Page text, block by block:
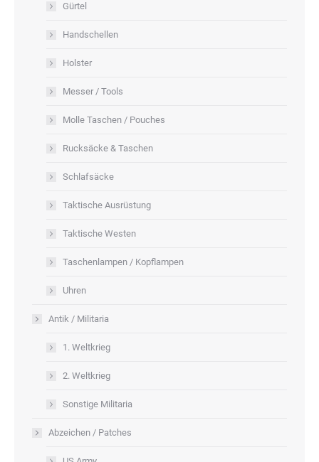
Gürtel
Handschellen
Holster
Messer / Tools
Molle Taschen / Pouches
Rucksäcke & Taschen
Schlafsäcke
Taktische Ausrüstung
Taktische Westen
Taschenlampen / Kopflampen
Uhren
Antik / Militaria
1. Weltkrieg
2. Weltkrieg
Sonstige Militaria
Abzeichen / Patches